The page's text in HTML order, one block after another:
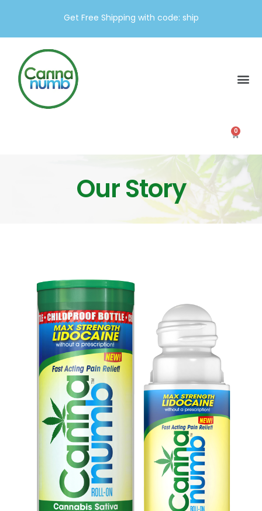
Get Free Shipping with code: ship
Our Story